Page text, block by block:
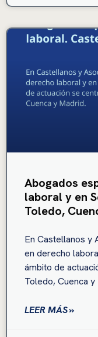
Abogados
laboral y en
Toledo,
En Castellanos y
en derecho
ámbito de
Toledo, Cuenca y
LEER MÁS »